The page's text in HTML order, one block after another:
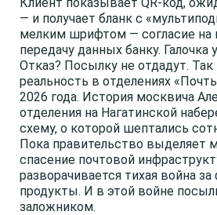
— и получает бланк с
мелким шрифтом — согласие на
передачу данных банку. Галочка
Отказ? Посылку не отдадут.
реальность в отделениях
2026 года. История москвича
отделения на Нагатинской
схему, о которой шептались
Пока правительство выделяет
спасение почтовой
разворачивается тихая война
продукты. И в этой войне
заложником.